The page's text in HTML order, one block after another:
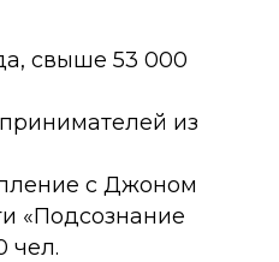
свыше 53 000
из
с Джоном
«Подсознание
чел.